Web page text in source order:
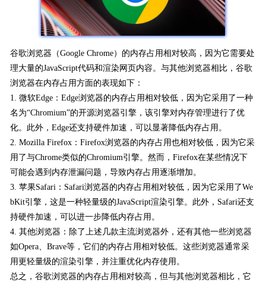
谷歌浏览器（Google Chrome）的内存占用相对较高，因为它需要处
理大量的JavaScript代码和渲染网页内容。与其他浏览器相比，谷歌
浏览器在内存占用方面的表现如下：
1. 微软Edge：Edge浏览器的内存占用相对较低，因为它采用了一种
名为“Chromium”的开源浏览器引擎，该引擎对内存管理进行了优
化。此外，Edge还支持硬件加速，可以显著降低内存占用。
2. Mozilla Firefox：Firefox浏览器的内存占用也相对较低，因为它采
用了与Chrome类似的Chromium引擎。然而，Firefox在某些情况下
可能会遇到内存泄漏问题，导致内存占用逐渐增加。
3. 苹果Safari：Safari浏览器的内存占用相对较低，因为它采用了We
bKit引擎，这是一种轻量级的JavaScript渲染引擎。此外，Safari还支
持硬件加速，可以进一步降低内存占用。
4. 其他浏览器：除了上述几款主流浏览器外，还有其他一些浏览器
如Opera、Brave等，它们的内存占用相对较低。这些浏览器通常采
用更轻量级的渲染引擎，并注重优化内存使用。
总之，谷歌浏览器的内存占用相对较高，但与其他浏览器相比，它